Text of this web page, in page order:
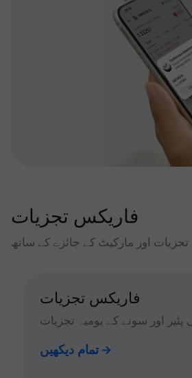
فاریکس تجزیات
فاریکس تجزیات
اور سونے کے یومیہ تجزیات
تمام دیکھیں